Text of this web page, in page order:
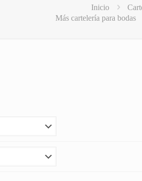
Inicio
Más cartelería para bodas